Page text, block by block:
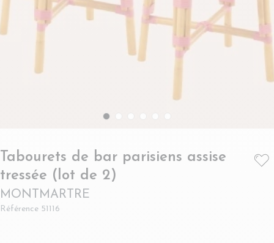
Tabourets de bar parisiens assise
tressée (lot de 2)
MONTMARTRE
Référence 51116